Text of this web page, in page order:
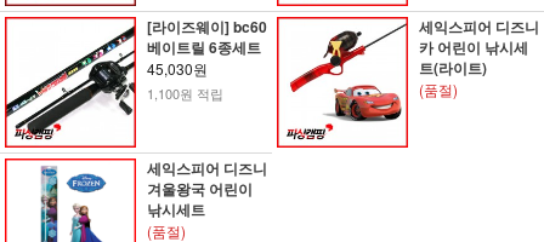
[라이즈웨이] bc60
베이트릴 6종세트
45,030원
1,100원 적립
세익스피어 디즈니
카 어린이 낚시세
트(라이트)
(품절)
세익스피어 디즈니
겨울왕국 어린이
낚시세트
(품절)